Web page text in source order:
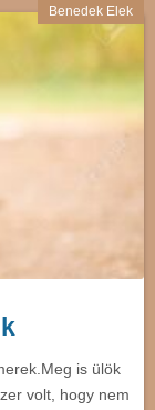
Benedek Elek
is ülök
volt, hogy nem